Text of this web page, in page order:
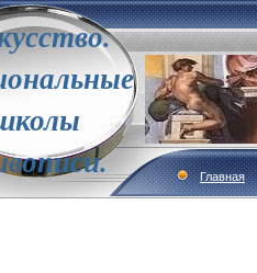
Главная